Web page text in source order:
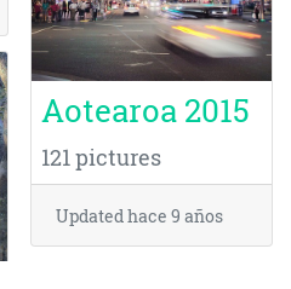
Aotearoa 2015
121 pictures
Updatedhace 9 años